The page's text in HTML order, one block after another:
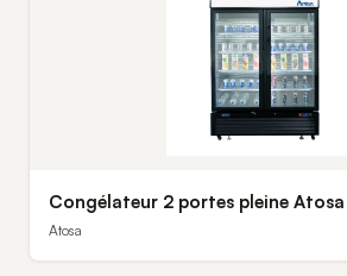
Congélateur 2 portes pleine Atosa
Atosa